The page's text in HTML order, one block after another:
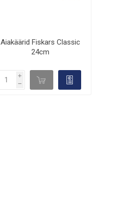
Aiakäärid Fiskars Classic
24cm
i
h d 